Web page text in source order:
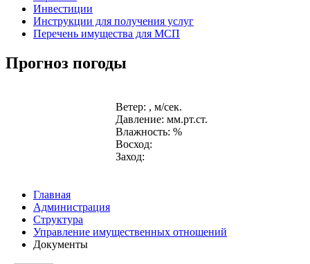
Инвестиции
Инструкции для получения услуг
Перечень имущества для МСП
Прогноз погоды
Ветер: , м/сек.
Давление: мм.рт.ст.
Влажность: %
Восход:
Заход:
Главная
Администрация
Структура
Управление имущественных отношений
Документы